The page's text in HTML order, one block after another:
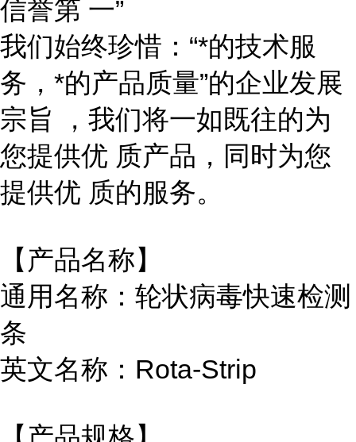
信誉第 一”
我们始终珍惜：“*的技术服
务，*的产品质量”的企业发展
宗旨 ，我们将一如既往的为
您提供优 质产品，同时为您
提供优 质的服务。
【产品名称】
通用名称：轮状病毒快速检测
条
英文名称：Rota-Strip